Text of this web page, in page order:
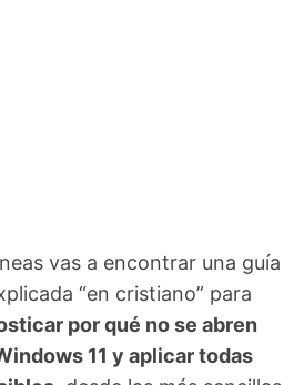
vas a encontrar una guía
“en cristiano” para
por qué no se abren
11 y aplicar todas